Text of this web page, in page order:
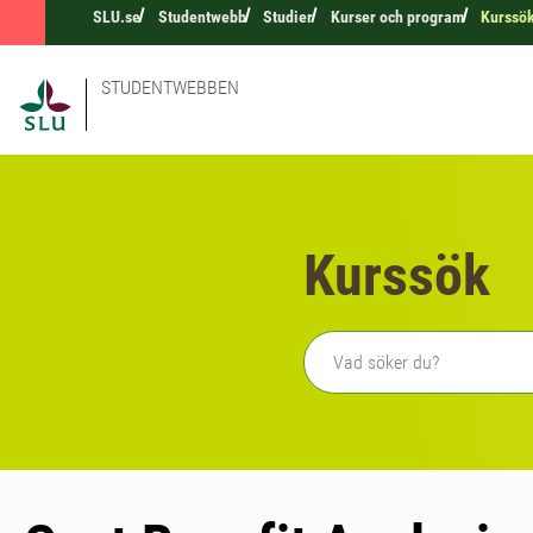
SLU.se Studentwebb Studier Kurser och program
STUDENTWEBBEN
Kurssök
Fritext sökning